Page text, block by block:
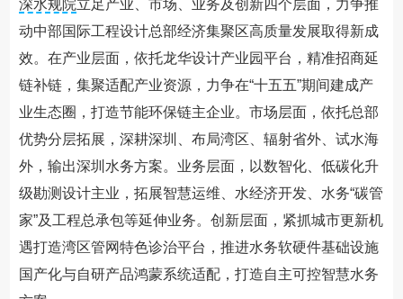
深水规院立足产业、市场、业务及创新四个层面，力争推
动中部国际工程设计总部经济集聚区高质量发展取得新成
效。在产业层面，依托龙华设计产业园平台，精准招商延
链补链，集聚适配产业资源，力争在“十五五”期间建成产
业生态圈，打造节能环保链主企业。市场层面，依托总部
优势分层拓展，深耕深圳、布局湾区、辐射省外、试水海
外，输出深圳水务方案。业务层面，以数智化、低碳化升
级勘测设计主业，拓展智慧运维、水经济开发、水务“碳管
家”及工程总承包等延伸业务。创新层面，紧抓城市更新机
遇打造湾区管网特色诊治平台，推进水务软硬件基础设施
国产化与自研产品鸿蒙系统适配，打造自主可控智慧水务